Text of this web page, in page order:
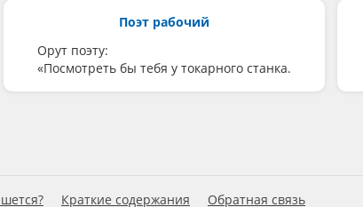
Поэт рабочий
Орут поэту:
«Посмотреть бы тебя у токарного станка.
Краткие содержания Обратная связь